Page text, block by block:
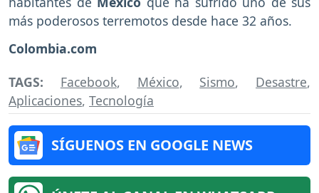
más poderosos terremotos desde hace 32 años.
Colombia.com
TAGS: Facebook, México, Sismo, Desastre,
Aplicaciones, Tecnología
SÍGUENOS EN GOOGLE NEWS